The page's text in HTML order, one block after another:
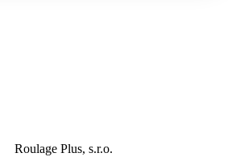
Roulage Plus, s.r.o.